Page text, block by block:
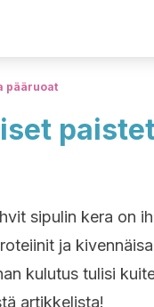
pääruoat
sipulin kera on
ja
kulutus tulisi
artikkelista!